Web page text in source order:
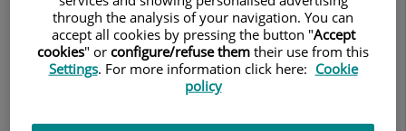
profesionales del ámbito sanitario.
Deporte, salud y trabajo en
through the analysis of your navigation. You can
accept all cookies by pressing the button "Accept
cookies" or configure/refuse them their use from this
Settings. For more information click here: Cookie
policy